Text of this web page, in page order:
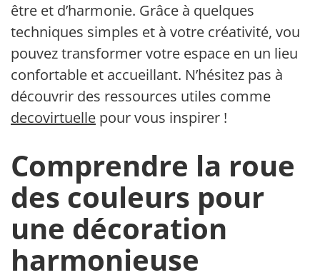
être et d’harmonie. Grâce à quelques
techniques simples et à votre créativité, vous
pouvez transformer votre espace en un lieu
confortable et accueillant. N’hésitez pas à
découvrir des ressources utiles comme
decovirtuelle pour vous inspirer !
Comprendre la roue
des couleurs pour
une décoration
harmonieuse